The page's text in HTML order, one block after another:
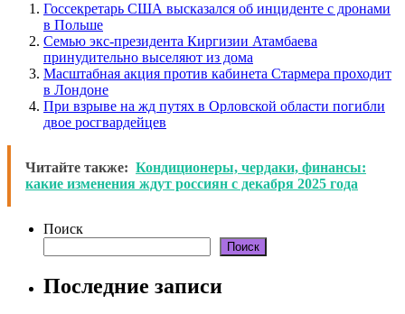
Госсекретарь США высказался об инциденте с дронами
в Польше
Семью экс-президента Киргизии Атамбаева
принудительно выселяют из дома
Масштабная акция против кабинета Стармера проходит
в Лондоне
При взрыве на жд путях в Орловской области погибли
двое росгвардейцев
Читайте также: Кондиционеры, чердаки, финансы:
какие изменения ждут россиян с декабря 2025 года
Поиск
Поиск
Последние записи